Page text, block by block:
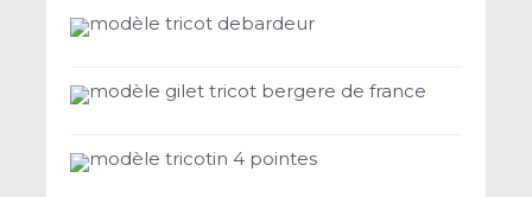
modèle tricot debardeur
modèle gilet tricot bergere de france
modèle tricotin 4 pointes